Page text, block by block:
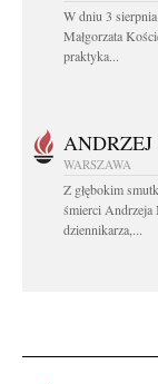
W dniu 3
Małgorzata
praktyka...
WARSZAWA
Z głębokim
śmierci
dziennikarza,...